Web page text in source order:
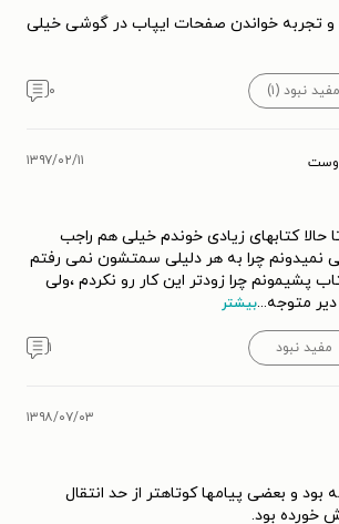
تجربه خواندن صفحات ایپاب در گوشی خیلی
مفید نبود (۱) ۰
۱۳۹۷/۰۲/۱۱
حالا کتابهای زیادی خوندم خیلی هم راجب
نمیدونم چرا به هر دلیلی سمتشون نمی رفتم
پشیمونم چرا زودتر این کار رو نکردم ،ولی
متوجه...بیشتر
مفید نبود ۱
۱۳۹۸/۰۷/۰۳
بود و بعضی پیامها کوتاهتر از حد انتقال
خورده بود.